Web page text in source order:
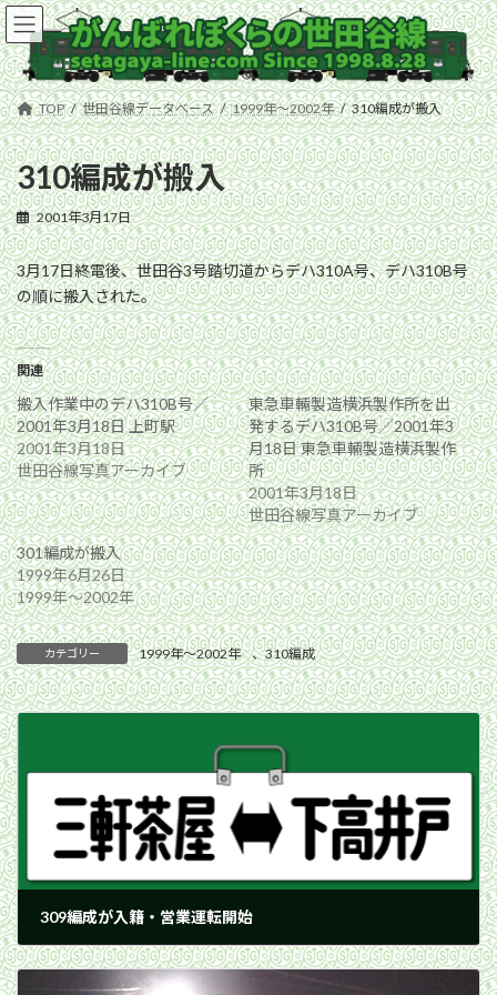
コ
ン
テ
ン
ツ
へ
ス
キ
ッ
プ
ナ
ビ
ゲ
ー
シ
ョ
ン
に
移
動
TOP 世田谷線データベース 1999年〜2002年 310編成が搬入
310編成が搬入
2001年3月17日
3月17日終電後、世田谷3号踏切道からデハ310A号、デハ310B号
の順に搬入された。
関連
搬入作業中のデハ310B号／
2001年3月18日 上町駅
2001年3月18日
世田谷線写真アーカイブ
東急車輛製造横浜製作所を出
発するデハ310B号／2001年3
月18日 東急車輛製造横浜製作
所
2001年3月18日
世田谷線写真アーカイブ
301編成が搬入
1999年6月26日
1999年〜2002年
カテゴリー 1999年〜2002年 、310編成
309編成が入籍・営業運転開始
2001年3月17日